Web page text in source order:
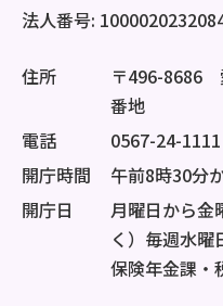
法人番号:
住所
〒496-8686
番地
電話
0567-24-1111
開庁時間
午前8時30分
開庁日
月曜日から金
く）毎週水曜
保険年金課・